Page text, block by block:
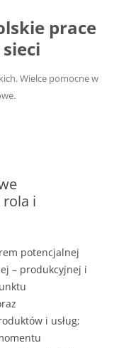
prace
Wielce pomocne w
rola i
potencjalnej
– produkcyjnej i
i usług;